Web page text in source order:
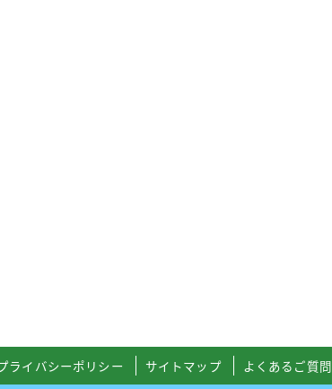
ライバシーポリシー サイトマップ よくあるご質問